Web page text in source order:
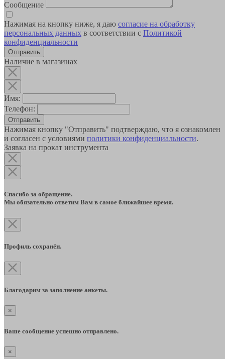
Сообщение
Нажимая на кнопку ниже, я даю согласие на обработку
персональных данных в соответствии с Политикой
конфиденциальности
Наличие в магазинах
Имя:
Телефон:
Отправить
Нажимая кнопку "Отправить" подтверждаю, что я ознакомлен
и согласен с условиями политики конфиденциальности.
Заявка на прокат инструмента
Спасибо за обращение.
Мы обязательно ответим Вам в самое ближайшее время.
Профиль сохранён.
Благодарим за заполнение анкеты.
×
Ваше сообщение успешно отправлено.
×